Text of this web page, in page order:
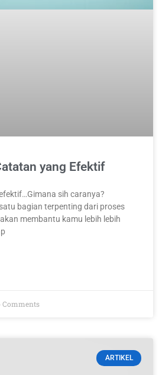
yang Efektif
sih caranya?
bagian terpenting dari proses
membantu kamu lebih lebih
Comments
ARTIKEL